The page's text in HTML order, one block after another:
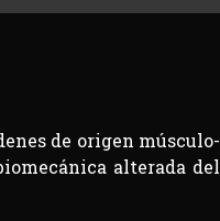
de origen músculo-
alterada del